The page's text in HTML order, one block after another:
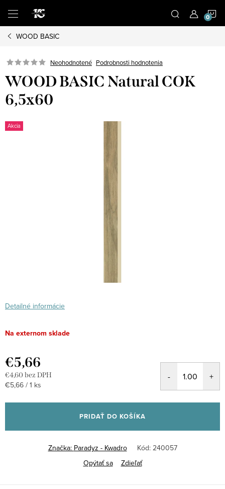
obsah
WOOD BASIC
Neohodnotené Podrobnosti hodnotenia
WOOD BASIC Natural COK
6,5x60
Akcia
Detailné informácie
Na externom sklade
€5,66
€4,60 bez DPH
Jednotková
€5,66 / 1 ks
PRIDAŤ DO KOŠÍKA
Značka: Paradyz - Kwadro Kód: 240057
Opýtať sa
Zdieľať